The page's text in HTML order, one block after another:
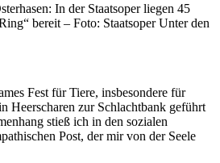
In der Staatsoper liegen 45
bereit – Foto: Staatsoper Unter den
Fest für Tiere, insbesondere für
Heerscharen zur Schlachtbank geführt
stieß ich in den sozialen
Post, der mir von der Seele